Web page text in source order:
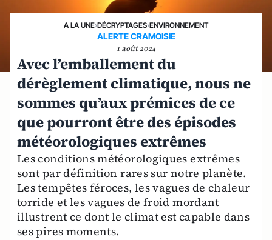
A LA UNE›DÉCRYPTAGES›ENVIRONNEMENT
ALERTE CRAMOISIE
1 août 2024
Avec l’emballement du
dérèglement climatique, nous ne
sommes qu’aux prémices de ce
que pourront être des épisodes
météorologiques extrêmes
Les conditions météorologiques extrêmes
sont par définition rares sur notre planète.
Les tempêtes féroces, les vagues de chaleur
torride et les vagues de froid mordant
illustrent ce dont le climat est capable dans
ses pires moments.